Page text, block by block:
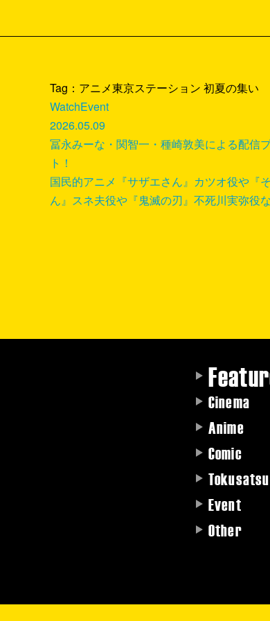
Tag：アニメ東京ステーション 初夏の集い
WatchEvent
2026.05.09
冨永みーな・関智一・種崎敦美による配信
ト！
国民的アニメ『サザエさん』カツオ役や『
ん』スネ夫役や『鬼滅の刃』不死川実弥役
Cinema
Anime
Comic
Tokusatsu
Event
Other